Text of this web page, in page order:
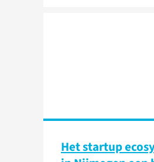
Het startup